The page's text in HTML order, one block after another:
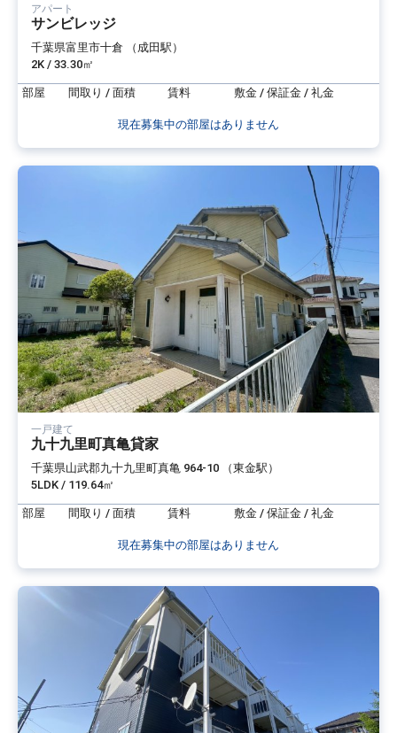
アパート
サンビレッジ
千葉県富里市十倉 （成田駅）
2K / 33.30㎡
部屋 間取り / 面積 賃料 敷金 / 保証金 / 礼金
現在募集中の部屋はありません
一戸建て
九十九里町真亀貸家
千葉県山武郡九十九里町真亀 964-10 （東金駅）
5LDK / 119.64㎡
部屋 間取り / 面積 賃料 敷金 / 保証金 / 礼金
現在募集中の部屋はありません